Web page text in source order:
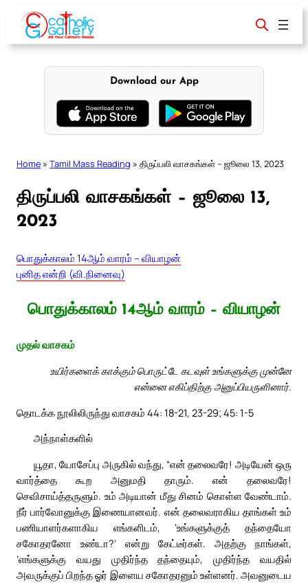
content
Download our App
Home » Tamil Mass Reading » திருப்பலி வாசகங்கள் – ஜூலை 13, 2023
திருப்பலி வாசகங்கள் – ஜூலை 13,
2023
பொதுக்காலம் 14ஆம் வாரம் – வியாழன்
புனித என்றி (வி.நினைவு)
பொதுக்காலம் 14ஆம் வாரம் – வியாழன்
முதல் வாசகம்
உயிர்களைக் காக்கும் பொருட்டே கடவுள் உங்களுக்கு முன்னே
என்னை எகிப்திற்கு அனுப்பியருளினார்.
தொடக்க நூலிலிருந்து வாசகம் 44: 18-21, 23-29; 45: 1-5
அந்நாள்களில்
யூதா, யோசேப்பு அருகில் வந்து, “என் தலைவரே! அடியேன் ஒரு
வார்த்தை கூற அனுமதி தாரும். என் தலைவரே!
செவிசாய்த்தருளும். உம் அடியான் மீது சினம் கொள்ள வேண்டாம்.
நீர் பார்வோனுக்கு இணையானவர். என் தலைவராகிய தாங்கள் உம்
பணியாளர்களாகிய எங்களிடம், ‘உங்களுக்குத் தந்தையோ
சகோதரனோ உண்டா?’ என்று கேட்டீர்கள். அதற்கு நாங்கள்,
‘எங்களுக்கு வயது முதிர்ந்த தந்தையும், முதிர்ந்த வயதில்
அவருக்குப் பிறந்த ஓர் இளைய சகோதரனும் உள்ளனர். அவனுடைய